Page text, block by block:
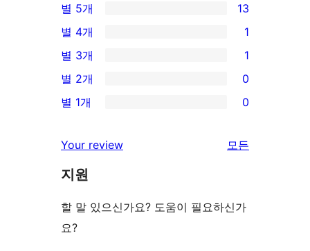
13/5-
별
점
후
기
별 5개 13
1/4-
별
점
후
별 4개 1
1/3-
별
점
기
별 3개 1
0/2-
별
후
기
별 2개 0
0/1-
점
후
별 1개 0
Your review 모든
지원
할 말 있으신가요? 도움이 필요하신가
요?